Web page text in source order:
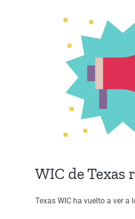
WIC de Texas
Texas WIC ha vuelto a ver